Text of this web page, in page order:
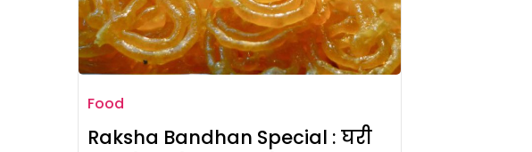
Food
Raksha Bandhan Special : घरी